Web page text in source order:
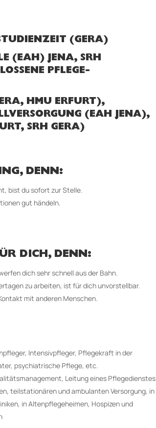
(GERA)
(EAH) JENA, SRH
PFLEGE-
HMU ERFURT),
(EAH JENA),
SRH GERA)
DENN:
bist du sofort zur Stelle.
gut händeln.
DICH, DENN:
dich sehr schnell aus der Bahn.
zu arbeiten, ist für dich unvorstellbar.
mit anderen Menschen.
Intensivpfleger, Pflegekraft in der
psychiatrische Pflege, etc.
Leitung eines Pflegedienstes
teilstationären und ambulanten Versorgung, in
in Altenpflegeheimen, Hospizen und